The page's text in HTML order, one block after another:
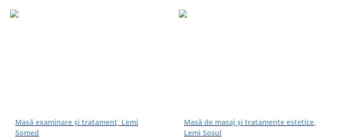
Masă examinare și tratament, Lemi
Somed
Masă de masaj și tratamente estetice,
Lemi Sosul